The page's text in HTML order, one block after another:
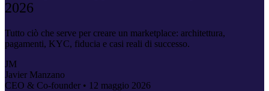
2026
Tutto ciò che serve per creare un marketplace: architettura,
pagamenti, KYC, fiducia e casi reali di successo.
JM
Javier Manzano
CEO & Co-founder • 12 maggio 2026